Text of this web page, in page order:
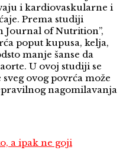
i kardiovaskularne i
Prema studiji
Journal of Nutrition”,
poput kupusa, kelja,
manje šanse da
U ovoj studiji se
ovog povrća može
nagomilavanja
a ipak ne goji